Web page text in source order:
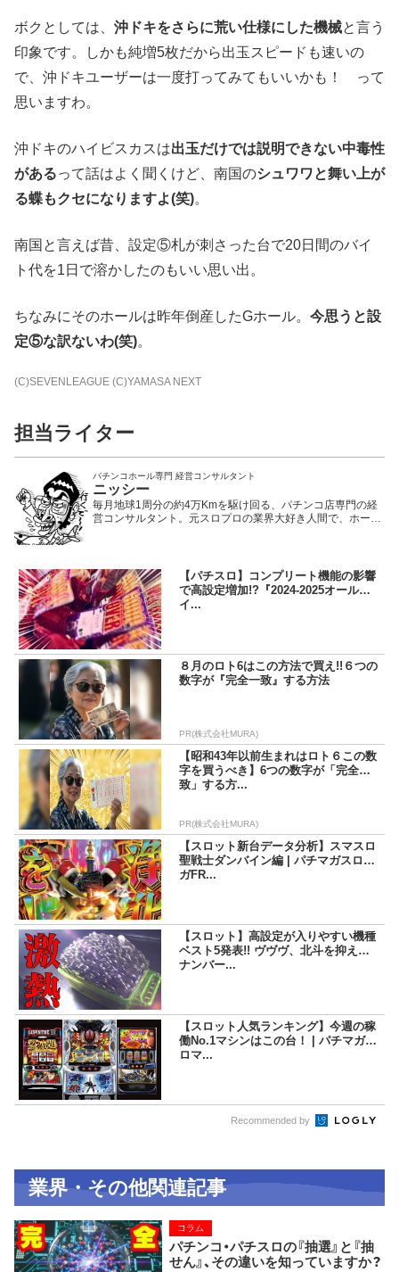
ボクとしては、 沖ドキをさらに荒い仕様にした機械と言う
印象です。しかも純増5枚だから出玉スピードも速いの
で、沖ドキユーザーは一度打ってみてもいいかも！ って
思いますわ。
沖ドキのハイビスカスは出玉だけでは説明できない中毒性
があるって話はよく聞くけど、南国のシュワワと舞い上が
る蝶もクセになりますよ(笑)。
南国と言えば昔、設定⑤札が刺さった台で20日間のバイ
ト代を1日で溶かしたのもいい思い出。
ちなみにそのホールは昨年倒産したGホール。 今思うと設
定⑤な訳ないわ(笑)。
(C)SEVENLEAGUE (C)YAMASA NEXT
担当ライター
パチンコホール専門 経営コンサルタント
ニッシー
毎月地球1周分の約4万Kmを駆け回る、パチンコ店専門の経
営コンサルタント。元スロプロの業界大好き人間で、ホール
【パチスロ】コンプリート機能の影響
で高設定増加!?『2024-2025オールナ
イ...
８月のロト6はこの方法で買え!!６つの
数字が『完全一致』する方法
PR(株式会社MURA)
【昭和43年以前生まれはロト６この数
字を買うべき】6つの数字が「完全一
致」する方...
PR(株式会社MURA)
【スロット新台データ分析】スマスロ
聖戦士ダンバイン編 | パチマガスロマ
ガFR...
【スロット】高設定が入りやすい機種
ベスト5発表!! ヴヴヴ、北斗を抑えて
ナンバー...
【スロット人気ランキング】今週の稼
働No.1マシンはこの台！ | パチマガス
ロマ...
Recommended by
業界・その他関連記事
パチンコ・パチスロの『抽選』と『抽
せん』、その違いを知っていますか？
コラム